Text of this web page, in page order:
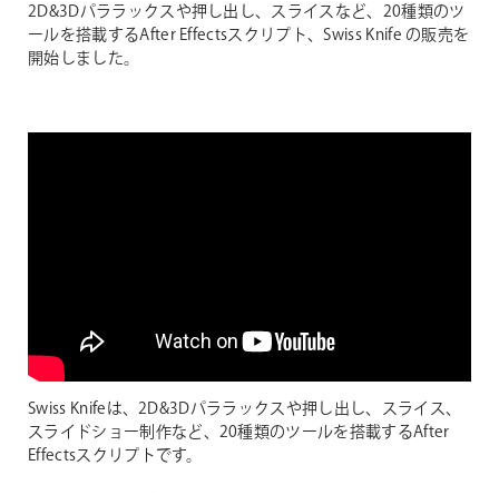
2D&3Dパララックスや押し出し、スライスなど、20種類のツ
ールを搭載するAfter Effectsスクリプト、Swiss Knife の販売を
開始しました。
Swiss Knifeは、2D&3Dパララックスや押し出し、スライス、
スライドショー制作など、20種類のツールを搭載するAfter
Effectsスクリプトです。